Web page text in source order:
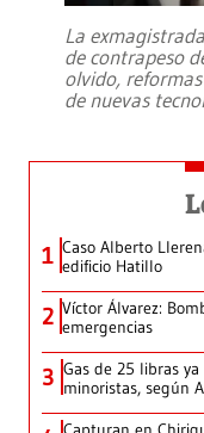
La
de contrapeso
olvido,
de nuevas
1 Caso Alberto
edificio Hatillo
2 Víctor Álvarez:
emergencias
3 Gas de 25 libras
minoristas, según